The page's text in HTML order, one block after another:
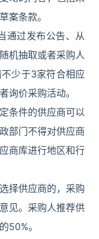
案条款。
通过发布公告、从
机抽取或者采购人
少于3家符合相应
询价采购活动。
条件的供应商可以
部门不得对供应商
商库进行地区和行
择供应商的，采购
见。采购人推荐供
50%。